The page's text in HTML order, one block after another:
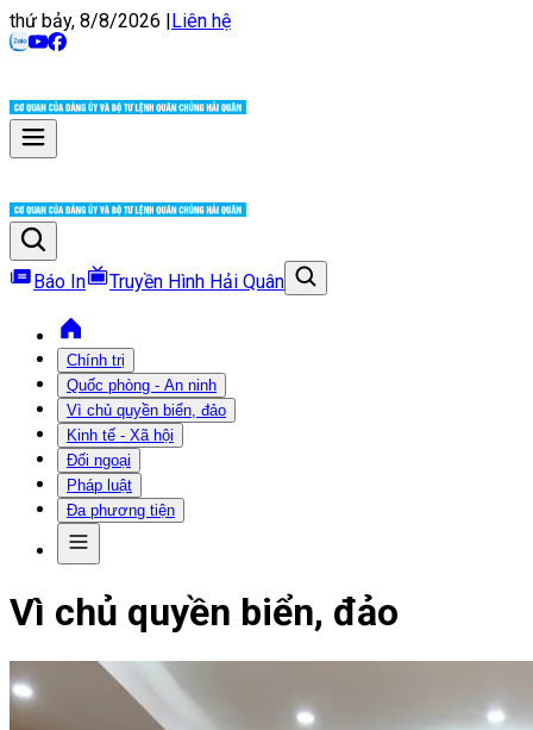
thứ bảy, 8/8/2026 |Liên hệ
Báo In Truyền Hình Hải Quân
Chính trị
Quốc phòng - An ninh
Vì chủ quyền biển, đảo
Kinh tế - Xã hội
Đối ngoại
Pháp luật
Đa phương tiện
Vì chủ quyền biển, đảo